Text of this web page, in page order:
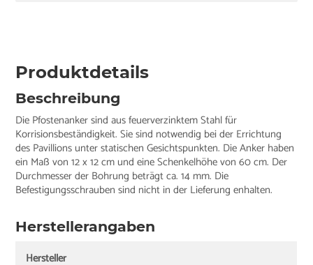
Produktdetails
Beschreibung
Die Pfostenanker sind aus feuerverzinktem Stahl für
Korrisionsbeständigkeit. Sie sind notwendig bei der Errichtung
des Pavillions unter statischen Gesichtspunkten. Die Anker haben
ein Maß von 12 x 12 cm und eine Schenkelhöhe von 60 cm. Der
Durchmesser der Bohrung beträgt ca. 14 mm. Die
Befestigungsschrauben sind nicht in der Lieferung enhalten.
Herstellerangaben
Hersteller